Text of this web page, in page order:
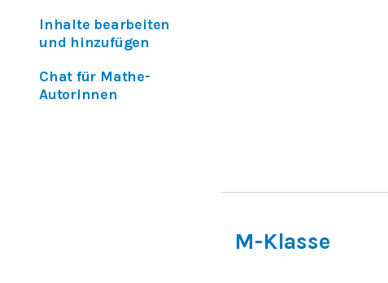
Inhalte bearbeiten
und hinzufügen
Chat für Mathe-
AutorInnen
M-Klasse